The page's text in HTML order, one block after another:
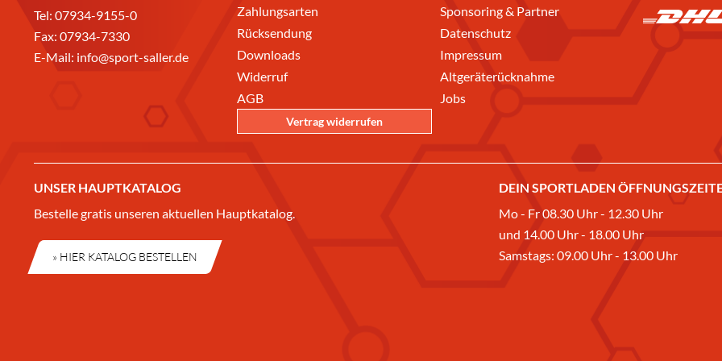
Tel: 07934-9155-0
Fax: 07934-7330
E-Mail: info@sport-saller.de
Zahlungsarten
Rücksendung
Downloads
Widerruf
AGB
Vertrag widerrufen
Sponsoring & Partner
Datenschutz
Impressum
Altgeräterücknahme
Jobs
UNSER HAUPTKATALOG
Bestelle gratis unseren aktuellen Hauptkatalog.
» HIER KATALOG BESTELLEN
DEIN SPORTLADEN
Mo - Fr 08.30 Uhr - 12.30 Uhr
und 14.00 Uhr - 18.00 Uhr
Samstags: 09.00 Uhr - 13.00 Uhr